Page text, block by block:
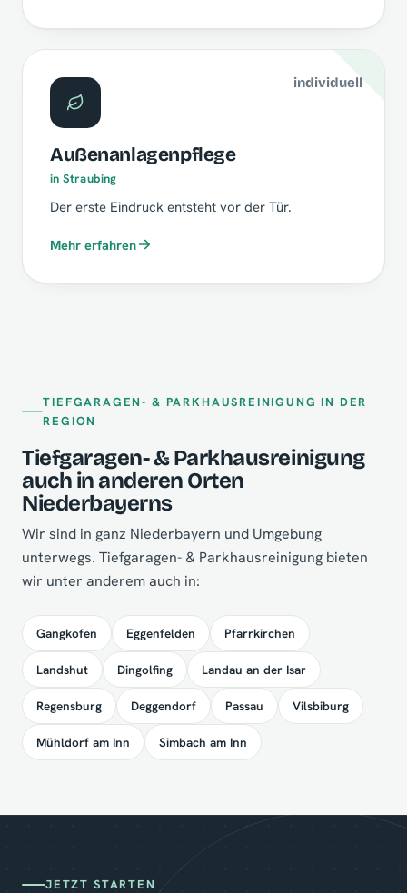
individuell
Außenanlagenpflege
in Straubing
Der erste Eindruck entsteht vor der Tür.
Mehr erfahren
TIEFGARAGEN- & PARKHAUSREINIGUNG IN DER
REGION
Tiefgaragen- & Parkhausreinigung
auch in anderen Orten
Niederbayerns
Wir sind in ganz Niederbayern und Umgebung
unterwegs. Tiefgaragen- & Parkhausreinigung bieten
wir unter anderem auch in:
Gangkofen Eggenfelden Pfarrkirchen
Landshut Dingolfing Landau an der Isar
Regensburg Deggendorf Passau Vilsbiburg
Mühldorf am Inn Simbach am Inn
JETZT STARTEN